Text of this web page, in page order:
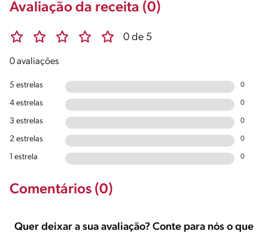
Avaliação da receita (0)
0 de 5
0 avaliações
5 estrelas 0
4 estrelas 0
3 estrelas 0
2 estrelas 0
1 estrela 0
Comentários (0)
Quer deixar a sua avaliação? Conte para nós o que